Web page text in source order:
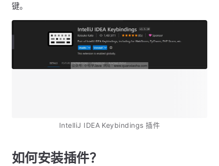
键。
IntelliJ IDEA Keybindings 插件
如何安装插件？